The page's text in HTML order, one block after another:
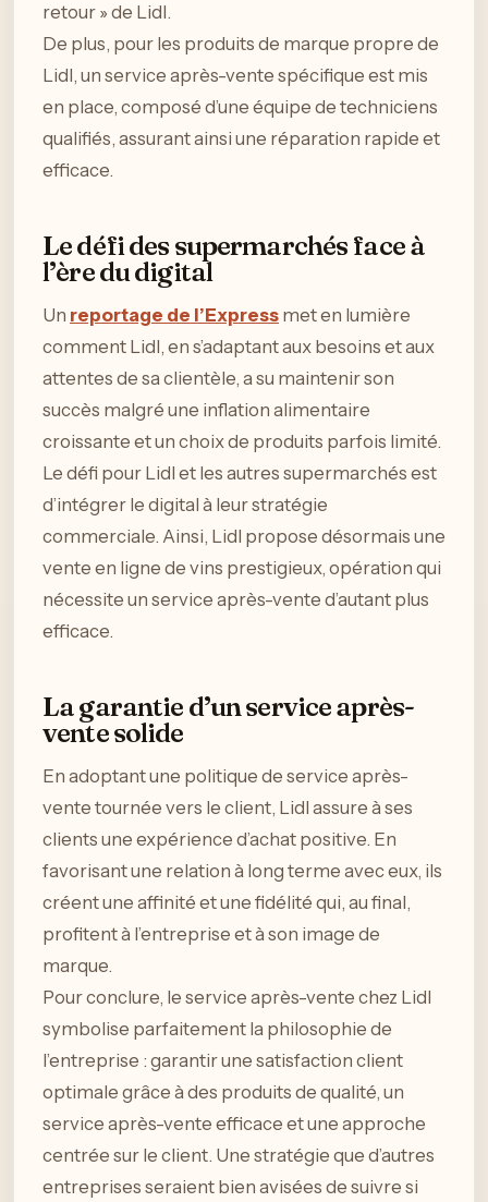
retour » de Lidl.
De plus, pour les produits de marque propre de
Lidl, un service après-vente spécifique est mis
en place, composé d’une équipe de techniciens
qualifiés, assurant ainsi une réparation rapide et
efficace.
Le défi des supermarchés face à
l’ère du digital
Un reportage de l’Express met en lumière
comment Lidl, en s’adaptant aux besoins et aux
attentes de sa clientèle, a su maintenir son
succès malgré une inflation alimentaire
croissante et un choix de produits parfois limité.
Le défi pour Lidl et les autres supermarchés est
d’intégrer le digital à leur stratégie
commerciale. Ainsi, Lidl propose désormais une
vente en ligne de vins prestigieux, opération qui
nécessite un service après-vente d’autant plus
efficace.
La garantie d’un service après-
vente solide
En adoptant une politique de service après-
vente tournée vers le client, Lidl assure à ses
clients une expérience d’achat positive. En
favorisant une relation à long terme avec eux, ils
créent une affinité et une fidélité qui, au final,
profitent à l’entreprise et à son image de
marque.
Pour conclure, le service après-vente chez Lidl
symbolise parfaitement la philosophie de
l’entreprise : garantir une satisfaction client
optimale grâce à des produits de qualité, un
service après-vente efficace et une approche
centrée sur le client. Une stratégie que d’autres
entreprises seraient bien avisées de suivre si